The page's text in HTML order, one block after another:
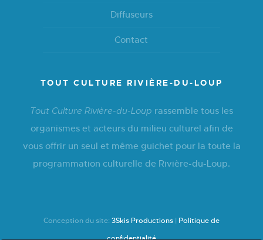
Diffuseurs
Contact
TOUT CULTURE RIVIÈRE-DU-LOUP
Tout Culture Rivière-du-Loup rassemble tous les
organismes et acteurs du milieu culturel afin de
vous offrir un seul et même guichet pour la toute la
programmation culturelle de Rivière-du-Loup.
Conception du site: 3Skis Productions | Politique de